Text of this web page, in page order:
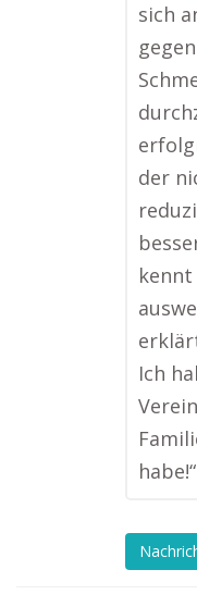
sich
der
Ich
habe!“